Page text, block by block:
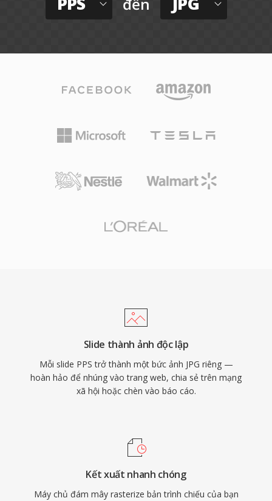
Slide thành ảnh độc lập
Mỗi slide PPS trở thành một bức ảnh JPG riêng —
hoàn hảo để nhúng vào trang web, chia sẻ trên mạng
xã hội hoặc chèn vào báo cáo.
Kết xuất nhanh chóng
Máy chủ đám mây rasterize bản trình chiếu của bạn